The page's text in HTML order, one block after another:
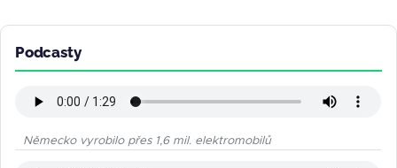
Podcasty
Německo vyrobilo přes 1,6 mil. elektromobilů